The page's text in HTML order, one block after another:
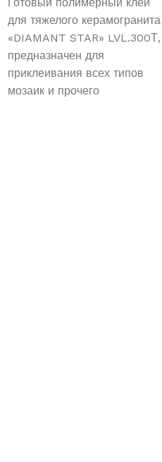
для тяжелого керамогранита
«DIAMANT STAR» LVL.300Т,
предназначен для
приклеивания всех типов
мозаик и прочего